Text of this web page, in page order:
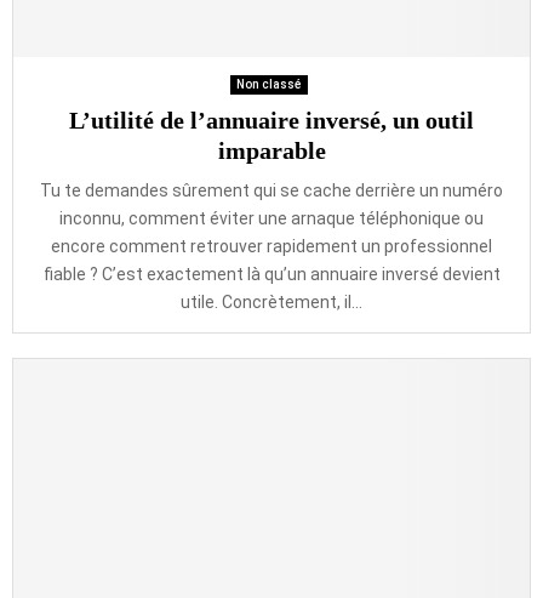
Non classé
L’utilité de l’annuaire inversé, un outil
imparable
Tu te demandes sûrement qui se cache derrière un numéro
inconnu, comment éviter une arnaque téléphonique ou
encore comment retrouver rapidement un professionnel
fiable ? C’est exactement là qu’un annuaire inversé devient
utile. Concrètement, il...